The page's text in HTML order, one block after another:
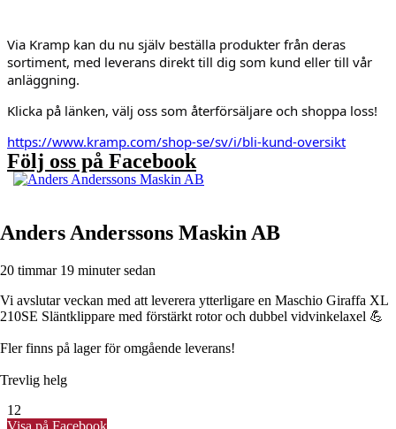
Via Kramp kan du nu själv beställa produkter från deras
sortiment, med leverans direkt till dig som kund eller till vår
anläggning.
Klicka på länken, välj oss som återförsäljare och shoppa loss!
https://www.kramp.com/shop-se/sv/i/bli-kund-oversikt
Följ oss på Facebook
Anders Anderssons Maskin AB
20 timmar 19 minuter sedan
Vi avslutar veckan med att leverera ytterligare en Maschio Giraffa XL
210SE Släntklippare med förstärkt rotor och dubbel vidvinkelaxel 💪
Fler finns på lager för omgående leverans!
Trevlig helg
12
Visa på Facebook